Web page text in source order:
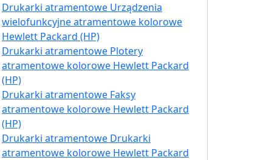
Drukarki atramentowe Urządzenia
wielofunkcyjne atramentowe kolorowe
Hewlett Packard (HP)
Drukarki atramentowe Plotery
atramentowe kolorowe Hewlett Packard
(HP)
Drukarki atramentowe Faksy
atramentowe kolorowe Hewlett Packard
(HP)
Drukarki atramentowe Drukarki
atramentowe kolorowe Hewlett Packard